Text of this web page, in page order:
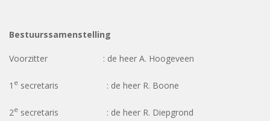
Bestuurssamenstelling
Voorzitter : de heer A. Hoogeveen
1 e secretaris : de heer R. Boone
2e secretaris : de heer R. Diepgrond